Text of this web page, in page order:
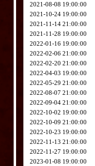
2021-08-08 19:00:00
2021-10-24 19:00:00
2021-11-14 21:00:00
2021-11-28 19:00:00
2022-01-16 19:00:00
2022-02-06 21:00:00
2022-02-20 21:00:00
2022-04-03 19:00:00
2022-05-29 21:00:00
2022-08-07 21:00:00
2022-09-04 21:00:00
2022-10-02 19:00:00
2022-10-09 21:00:00
2022-10-23 19:00:00
2022-11-13 21:00:00
2022-11-27 19:00:00
2023-01-08 19:00:00